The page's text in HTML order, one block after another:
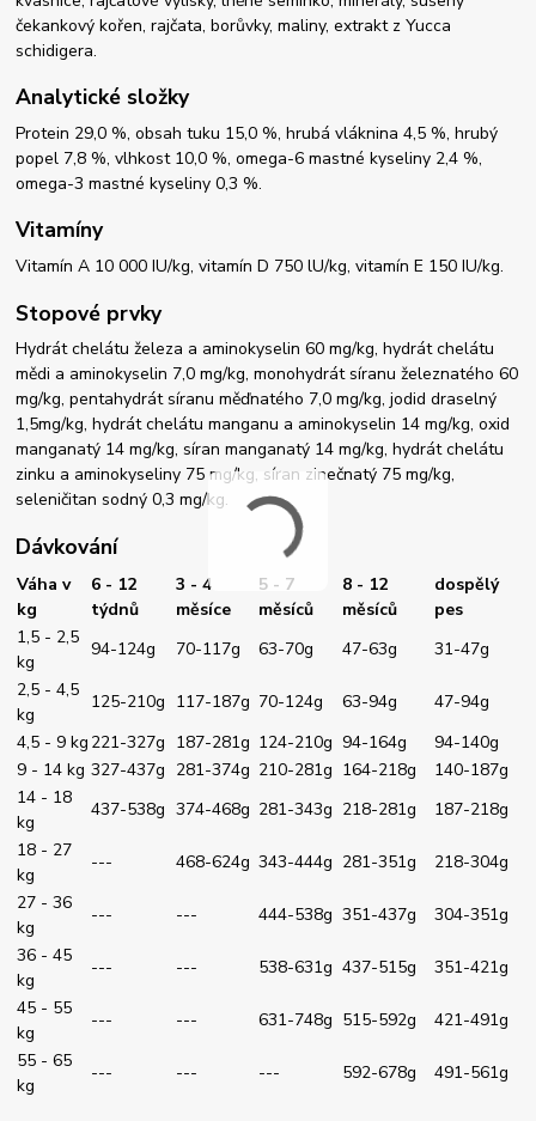
čekankový kořen, rajčata, borůvky, maliny, extrakt z Yucca
schidigera.
Analytické složky
Protein 29,0 %, obsah tuku 15,0 %, hrubá vláknina 4,5 %, hrubý
popel 7,8 %, vlhkost 10,0 %, omega-6 mastné kyseliny 2,4 %,
omega-3 mastné kyseliny 0,3 %.
Vitamíny
Vitamín A 10 000 IU/kg, vitamín D 750 lU/kg, vitamín E 150 IU/kg.
Stopové prvky
Hydrát chelátu železa a aminokyselin 60 mg/kg, hydrát chelátu
mědi a aminokyselin 7,0 mg/kg, monohydrát síranu železnatého 60
mg/kg, pentahydrát síranu měďnatého 7,0 mg/kg, jodid draselný
1,5mg/kg, hydrát chelátu manganu a aminokyselin 14 mg/kg, oxid
manganatý 14 mg/kg, síran manganatý 14 mg/kg, hydrát chelátu
zinku a aminokyseliny 75 mg/kg, síran zinečnatý 75 mg/kg,
seleničitan sodný 0,3 mg/kg.
Dávkování
Váha v
kg
6 - 12
týdnů
3 - 4
měsíce
5 - 7
měsíců
8 - 12
měsíců
dospělý
pes
1,5 - 2,5
kg
94-124g 70-117g 63-70g 47-63g
31-47g
2,5 - 4,5
kg
125-210g 117-187g 70-124g 63-94g
47-94g
4,5 - 9 kg 221-327g 187-281g 124-210g 94-164g
94-140g
9 - 14 kg 327-437g 281-374g 210-281g 164-218g
140-187g
14 - 18
kg
437-538g 374-468g 281-343g 218-281g
187-218g
18 - 27
kg
--- 468-624g 343-444g 281-351g
218-304g
27 - 36
kg
--- --- 444-538g 351-437g
304-351g
36 - 45
kg
--- --- 538-631g 437-515g
351-421g
45 - 55
kg
--- --- 631-748g 515-592g
421-491g
55 - 65
kg
--- --- --- 592-678g 491-561g